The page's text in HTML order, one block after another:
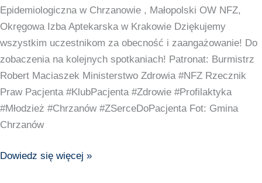
Epidemiologiczna w Chrzanowie , Małopolski OW NFZ,
Okręgowa Izba Aptekarska w Krakowie Dziękujemy
wszystkim uczestnikom za obecność i zaangażowanie! Do
zobaczenia na kolejnych spotkaniach! Patronat: Burmistrz
Robert Maciaszek Ministerstwo Zdrowia #NFZ Rzecznik
Praw Pacjenta #KlubPacjenta #Zdrowie #Profilaktyka
#Młodzież #Chrzanów #ZSerceDoPacjenta Fot: Gmina
Chrzanów
Sztuki
w
Chrzanowie
Gmina
Chrzanów
Dowiedz się więcej »